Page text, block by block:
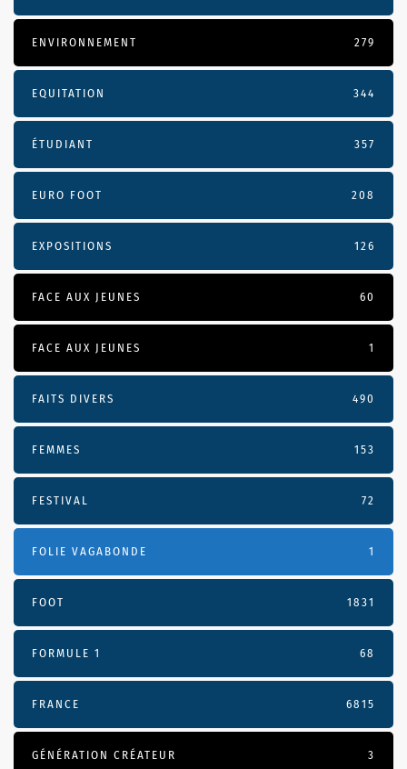
ENVIRONNEMENT 279
EQUITATION 344
ÉTUDIANT 357
EURO FOOT 208
EXPOSITIONS 126
FACE AUX JEUNES 60
FACE AUX JEUNES 1
FAITS DIVERS 490
FEMMES 153
FESTIVAL 72
FOLIE VAGABONDE 1
FOOT 1831
FORMULE 1 68
FRANCE 6815
GÉNÉRATION CRÉATEUR 3